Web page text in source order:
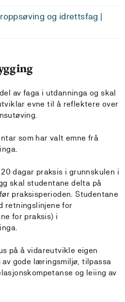
og idrettsfag |
av faga i utdanninga og skal
evne til å reflektere over
som har valt emne frå
dagar praksis i grunnskulen i
skal studentane delta på
praksisperioden. Studentane
retningslinjene for
for praksis) i
på å vidareutvikle eigen
gode læringsmiljø, tilpassa
og leiing av